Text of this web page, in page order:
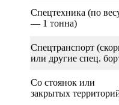
Спецтехника (по
— 1 тонна)
Спецтранспорт
или другие спец.
Со стоянок или
закрытых